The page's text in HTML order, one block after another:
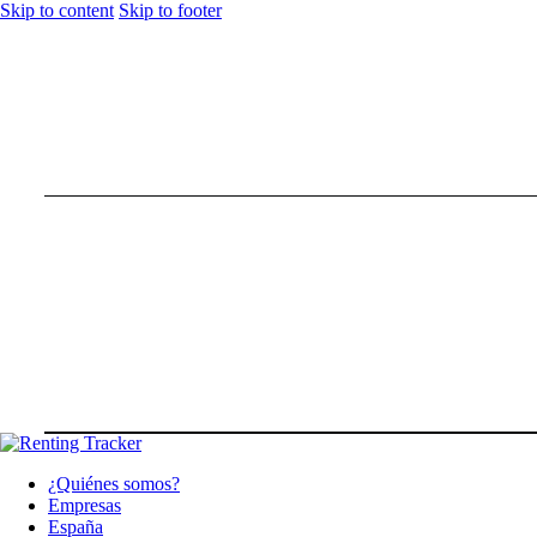
Skip to content Skip to footer
¿Quiénes somos?
Empresas
España